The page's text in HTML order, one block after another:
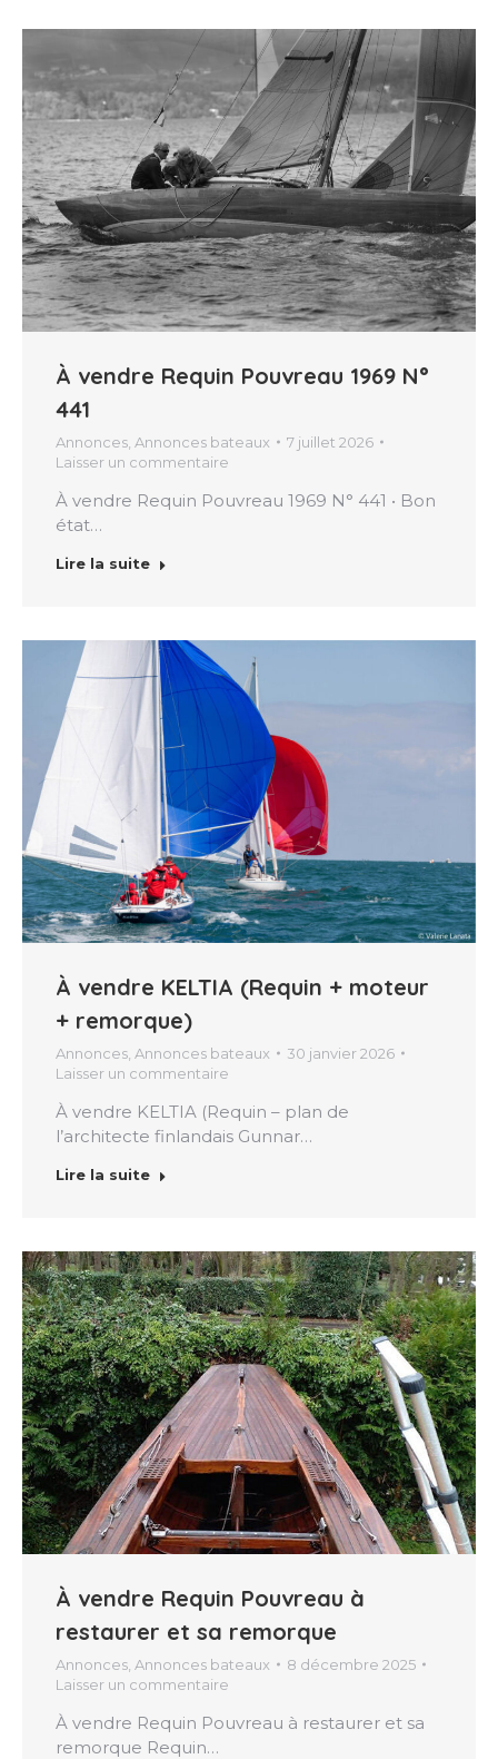
À vendre Requin Pouvreau 1969 N°
441
Annonces Annonces bateaux
7 juillet 2026
Laisser un commentaire
À vendre Requin Pouvreau 1969 N° 441 • Bon
état…
Lire la suite
À vendre KELTIA (Requin + moteur
+ remorque)
Annonces Annonces bateaux
30 janvier 2026
Laisser un commentaire
À vendre KELTIA (Requin – plan de
l’architecte finlandais Gunnar…
Lire la suite
À vendre Requin Pouvreau à
restaurer et sa remorque
Annonces Annonces bateaux
8 décembre 2025
Laisser un commentaire
À vendre Requin Pouvreau à restaurer et sa
remorque Requin…